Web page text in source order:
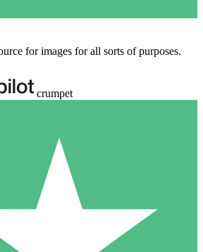
for images for all sorts of purposes.
crumpet